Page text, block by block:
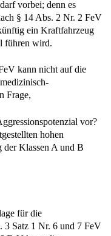
vorbei; denn es
§ 14 Abs. 2 Nr. 2 FeV
ein Kraftfahrzeug
führen wird.
kann nicht auf die
Frage,
vor?
hohen
der Klassen A und B
für die
3 Satz 1 Nr. 6 und 7 FeV